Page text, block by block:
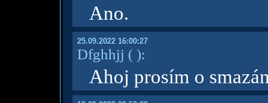
Ano.
25.09.2022 16:00:27
Dfghhjj ( ):
Ahoj prosím o